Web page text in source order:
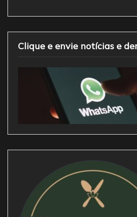
Clique e envie notícias e